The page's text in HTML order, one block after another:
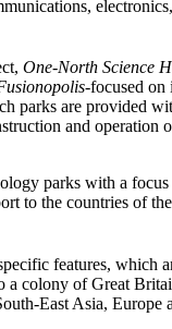
One-North Science
focused on
parks are provided
and operation
parks with a
to the countries of
features, which
colony of Great
East Asia, Europe